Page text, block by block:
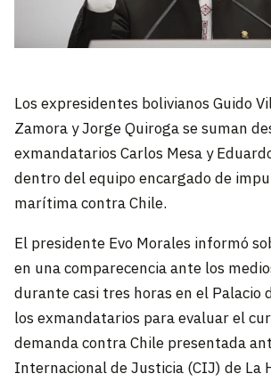
Los expresidentes bolivianos Guido
Zamora y Jorge Quiroga se suman
exmandatarios Carlos Mesa y
dentro del equipo encargado de
marítima contra Chile.
El presidente Evo Morales informó
en una comparecencia ante los
durante casi tres horas en el Palacio
los exmandatarios para evaluar el
demanda contra Chile presentada
Internacional de Justicia (CIJ) de La